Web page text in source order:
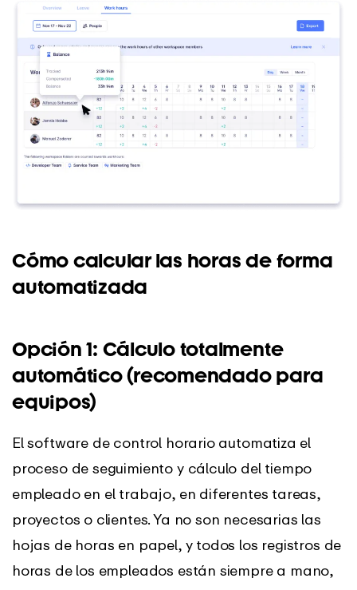
Cómo calcular las horas de forma
automatizada
Opción 1: Cálculo totalmente
automático (recomendado para
equipos)
El software de control horario automatiza el
proceso de seguimiento y cálculo del tiempo
empleado en el trabajo, en diferentes tareas,
proyectos o clientes. Ya no son necesarias las
hojas de horas en papel, y todos los registros de
horas de los empleados están siempre a mano,